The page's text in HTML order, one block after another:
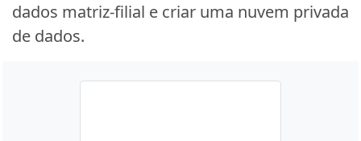
dados matriz-filial e criar uma nuvem privada
de dados.